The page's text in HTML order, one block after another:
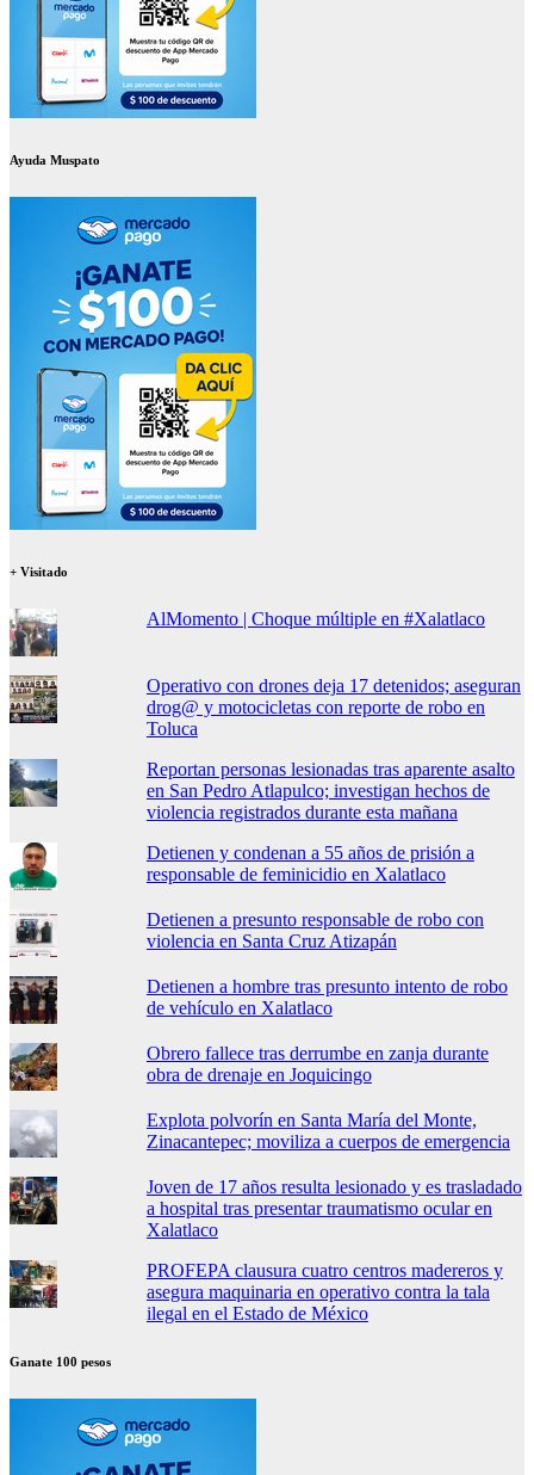
Ayuda Muspato
+ Visitado
AlMomento | Choque múltiple en #Xalatlaco
Operativo con drones deja 17 detenidos; aseguran
drog@ y motocicletas con reporte de robo en
Toluca
Reportan personas lesionadas tras aparente asalto
en San Pedro Atlapulco; investigan hechos de
violencia registrados durante esta mañana
Detienen y condenan a 55 años de prisión a
responsable de feminicidio en Xalatlaco
Detienen a presunto responsable de robo con
violencia en Santa Cruz Atizapán
Detienen a hombre tras presunto intento de robo
de vehículo en Xalatlaco
Obrero fallece tras derrumbe en zanja durante
obra de drenaje en Joquicingo
Explota polvorín en Santa María del Monte,
Zinacantepec; moviliza a cuerpos de emergencia
Joven de 17 años resulta lesionado y es trasladado
a hospital tras presentar traumatismo ocular en
Xalatlaco
PROFEPA clausura cuatro centros madereros y
asegura maquinaria en operativo contra la tala
ilegal en el Estado de México
Ganate 100 pesos